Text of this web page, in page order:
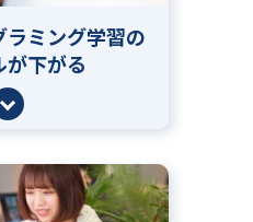
ラミング学習の
が下がる